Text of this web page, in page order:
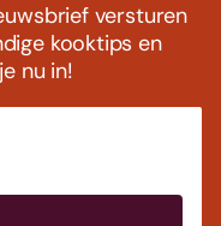
versturen
kooktips en
nu in!